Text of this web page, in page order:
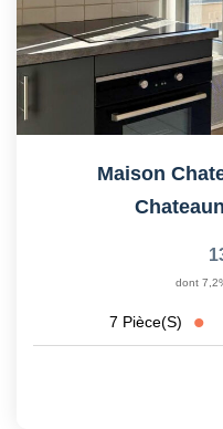
Maison
dont
7 Pièce(s)